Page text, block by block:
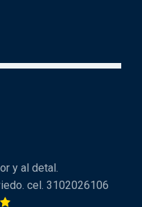
y al detal.
cel. 3102026106